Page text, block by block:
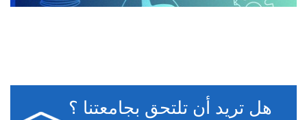
هل تريد أن تلتحق بجامعتنا ؟